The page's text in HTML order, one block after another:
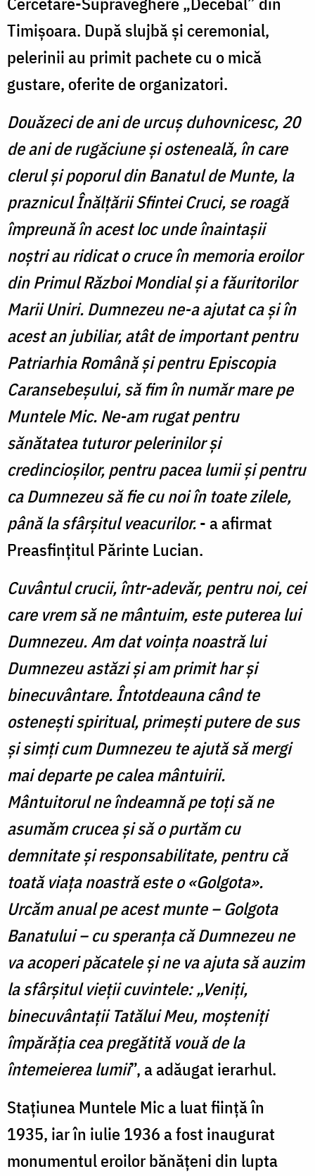
Timișoara. După slujbă și ceremonial,
pelerinii au primit pachete cu o mică
gustare, oferite de organizatori.
Douăzeci de ani de urcuș duhovnicesc, 20
de ani de rugăciune și osteneală, în care
clerul și poporul din Banatul de Munte, la
praznicul Înălțării Sfintei Cruci, se roagă
împreună în acest loc unde înaintașii
noștri au ridicat o cruce în memoria eroilor
din Primul Război Mondial și a făuritorilor
Marii Uniri. Dumnezeu ne-a ajutat ca și în
acest an jubiliar, atât de important pentru
Patriarhia Română și pentru Episcopia
Caransebeșului, să fim în număr mare pe
Muntele Mic. Ne-am rugat pentru
sănătatea tuturor pelerinilor și
credincioșilor, pentru pacea lumii și pentru
ca Dumnezeu să fie cu noi în toate zilele,
până la sfârșitul veacurilor.- a afirmat
Preasfințitul Părinte Lucian.
Cuvântul crucii, într-adevăr, pentru noi, cei
care vrem să ne mântuim, este puterea lui
Dumnezeu. Am dat voința noastră lui
Dumnezeu astăzi și am primit har și
binecuvântare. Întotdeauna când te
ostenești spiritual, primești putere de sus
și simți cum Dumnezeu te ajută să mergi
mai departe pe calea mântuirii.
Mântuitorul ne îndeamnă pe toți să ne
asumăm crucea și să o purtăm cu
demnitate și responsabilitate, pentru că
toată viața noastră este o «Golgota».
Urcăm anual pe acest munte – Golgota
Banatului – cu speranța că Dumnezeu ne
va acoperi păcatele și ne va ajuta să auzim
la sfârșitul vieții cuvintele: „Veniți,
binecuvântații Tatălui Meu, moșteniți
împărăția cea pregătită vouă de la
întemeierea lumii”, a adăugat ierarhul.
Stațiunea Muntele Mic a luat ființă în
1935, iar în iulie 1936 a fost inaugurat
monumentul eroilor bănățeni din lupta